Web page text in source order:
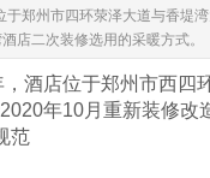
郑州市四环荥泽大道与香堤
店二次装修选用的采暖方式。
酒店位于郑州市西
年10月重新装修
范